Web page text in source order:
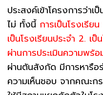
ประสงค์เข้าโครงการว่าเ
ไม่ ทั้งนี้ การเป็นโรงเรีย
เป็นโรงเรียนประจำ 2. เ
ผ่านการประเมินความพร้อ
ผ่านตันสังกัด มีการหารือ
ความเห็นชอบ จากคณะ